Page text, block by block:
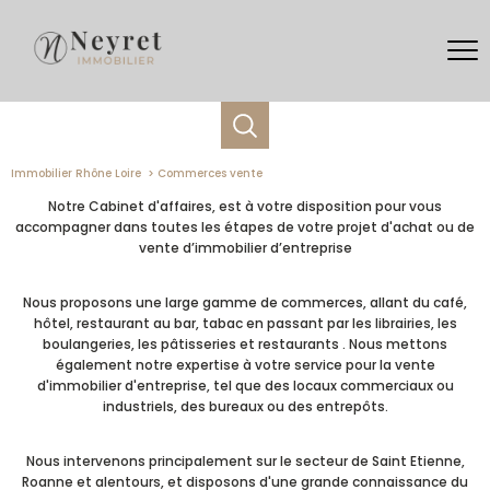
Immobilier Rhône Loire Commerces vente
Notre Cabinet d'affaires, est à votre disposition pour vous
accompagner dans toutes les étapes de votre projet d'achat ou de
vente d’immobilier d’entreprise
Nous proposons une large gamme de commerces, allant du café,
hôtel, restaurant au bar, tabac en passant par les librairies, les
boulangeries, les pâtisseries et restaurants . Nous mettons
également notre expertise à votre service pour la vente
d'immobilier d'entreprise, tel que des locaux commerciaux ou
industriels, des bureaux ou des entrepôts.
Nous intervenons principalement sur le secteur de Saint Etienne,
Roanne et alentours, et disposons d'une grande connaissance du